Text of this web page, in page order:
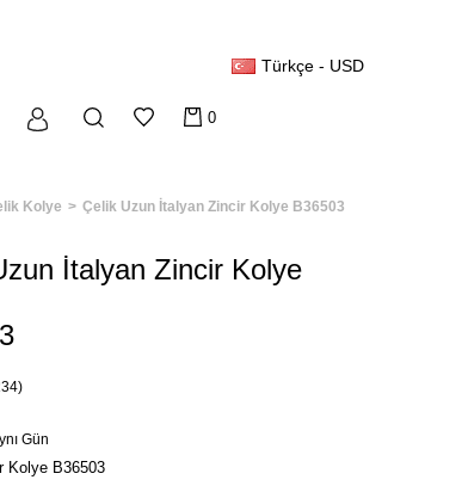
Türkçe - USD
0
Kolye Çelik Uzun İtalyan Zincir Kolye B36503
İtalyan Zincir Kolye
Gün
Kolye B36503